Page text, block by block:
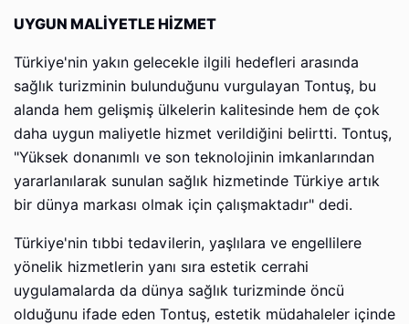
UYGUN MALİYETLE HİZMET
Türkiye'nin yakın gelecekle ilgili hedefleri arasında
sağlık turizminin bulunduğunu vurgulayan Tontuş, bu
alanda hem gelişmiş ülkelerin kalitesinde hem de çok
daha uygun maliyetle hizmet verildiğini belirtti. Tontuş,
"Yüksek donanımlı ve son teknolojinin imkanlarından
yararlanılarak sunulan sağlık hizmetinde Türkiye artık
bir dünya markası olmak için çalışmaktadır" dedi.
Türkiye'nin tıbbi tedavilerin, yaşlılara ve engellilere
yönelik hizmetlerin yanı sıra estetik cerrahi
uygulamalarda da dünya sağlık turizminde öncü
olduğunu ifade eden Tontuş, estetik müdahaleler içinde